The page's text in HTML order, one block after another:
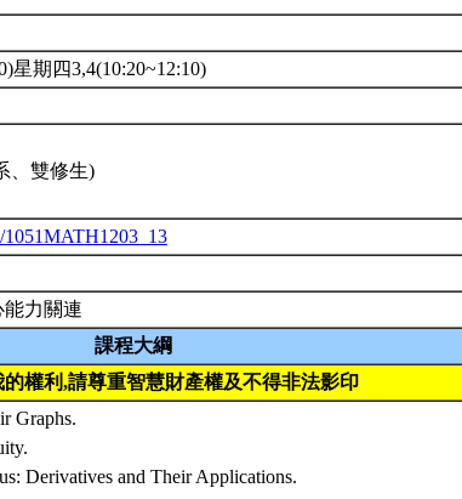
星期四3,4(10:20~12:10)
、雙修生)
1051MATH1203_13
力關連
課程大綱
權利,請尊重智慧財產權及不得非法影印
Graphs.
Derivatives and Their Applications.